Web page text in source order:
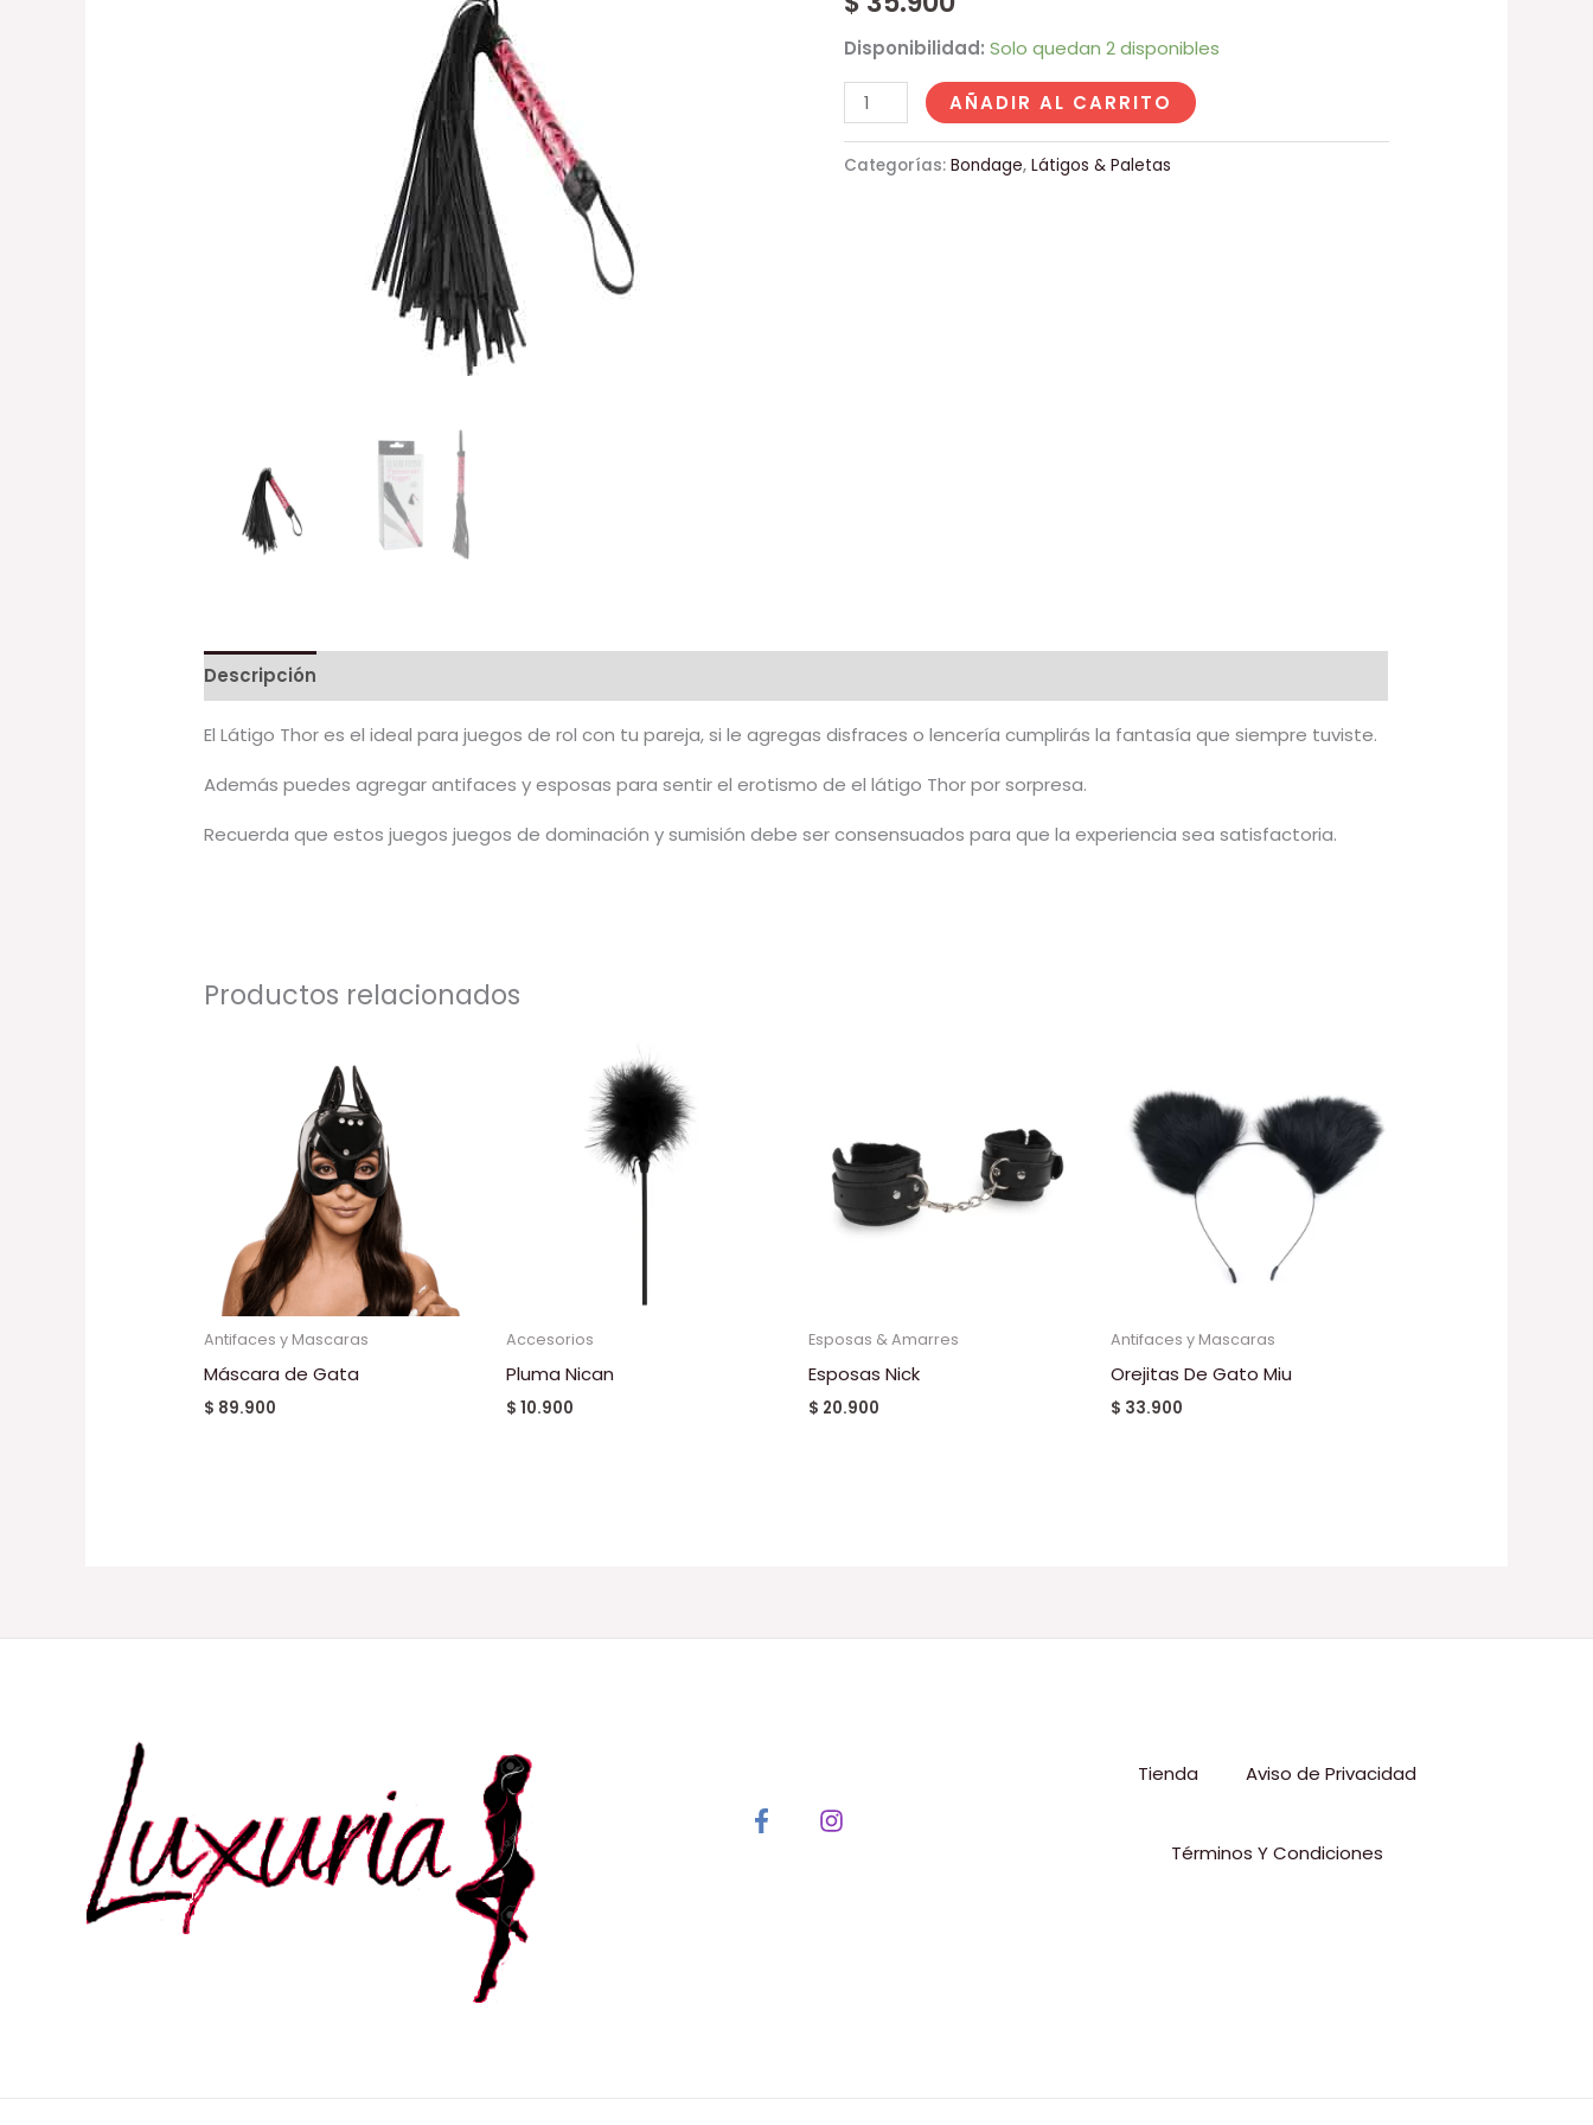
Disponibilidad: Solo quedan 2 disponibles
AÑADIR AL CARRITO
Categorías: Bondage, Látigos & Paletas
Descripción
El Látigo Thor es el ideal para juegos de rol con tu pareja, si le agregas disfraces o lencería cumplirás la fantasía que siempre tuviste.
Además puedes agregar antifaces y esposas para sentir el erotismo de el látigo Thor por sorpresa.
Recuerda que estos juegos juegos de dominación y sumisión debe ser consensuados para que la experiencia sea satisfactoria.
Productos relacionados
Antifaces y Mascaras
Máscara de Gata
$ 89.900
Accesorios
Pluma Nican
$ 10.900
Esposas & Amarres
Esposas Nick
$ 20.900
Antifaces y Mascaras
Orejitas De Gato Miu
$ 33.900
Tienda Aviso de Privacidad
Términos Y Condiciones